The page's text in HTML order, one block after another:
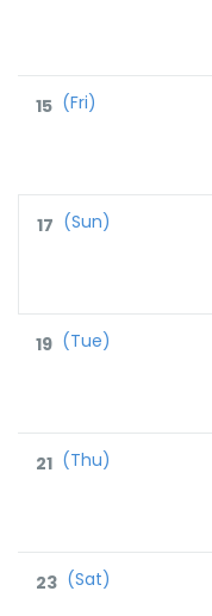
15 (Fri)
17 (Sun)
19 (Tue)
21 (Thu)
23 (Sat)